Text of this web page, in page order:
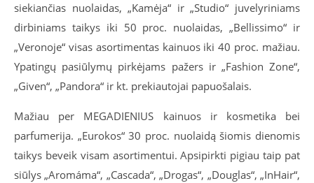
siekiančias nuolaidas, „Kamėja“ ir „Studio“ juvelyriniams
dirbiniams taikys iki 50 proc. nuolaidas, „Bellissimo“ ir
„Veronoje“ visas asortimentas kainuos iki 40 proc. mažiau.
Ypatingų pasiūlymų pirkėjams pažers ir „Fashion Zone“,
„Given“, „Pandora“ ir kt. prekiautojai papuošalais.
Mažiau per MEGADIENIUS kainuos ir kosmetika bei
parfumerija. „Eurokos“ 30 proc. nuolaidą šiomis dienomis
taikys beveik visam asortimentui. Apsipirkti pigiau taip pat
siūlys „Aromáma“, „Cascada“, „Drogas“, „Douglas“, „InHair“,